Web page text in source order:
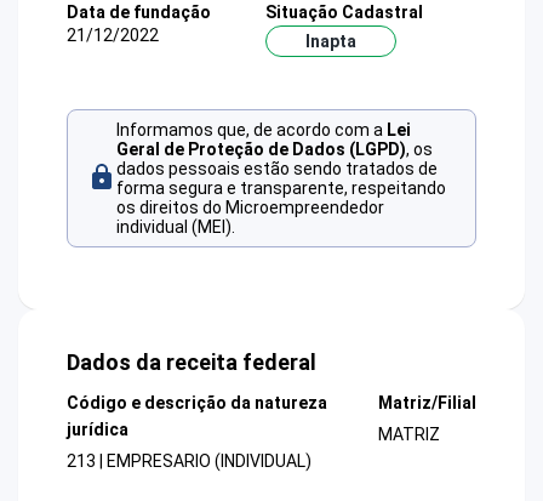
Data de fundação
21/12/2022
Situação Cadastral
Inapta
Informamos que, de acordo com a Lei
Geral de Proteção de Dados (LGPD), os
dados pessoais estão sendo tratados de
forma segura e transparente, respeitando
os direitos do Microempreendedor
individual (MEI).
Dados da receita federal
Código e descrição da natureza
jurídica
213 | EMPRESARIO (INDIVIDUAL)
Matriz/Filial
MATRIZ